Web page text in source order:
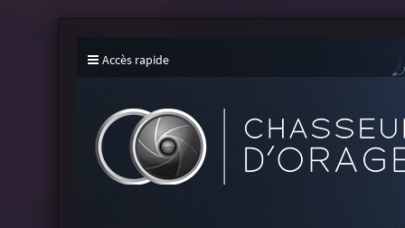
Accès rapide